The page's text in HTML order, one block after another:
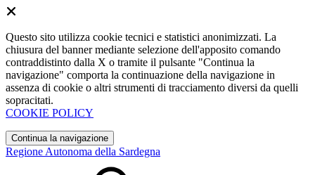
Questo sito utilizza cookie tecnici e statistici anonimizzati. La
chiusura del banner mediante selezione dell'apposito comando
contraddistinto dalla X o tramite il pulsante "Continua la
navigazione" comporta la continuazione della navigazione in
assenza di cookie o altri strumenti di tracciamento diversi da quelli
sopracitati.
COOKIE POLICY
Continua la navigazione
Regione Autonoma della Sardegna